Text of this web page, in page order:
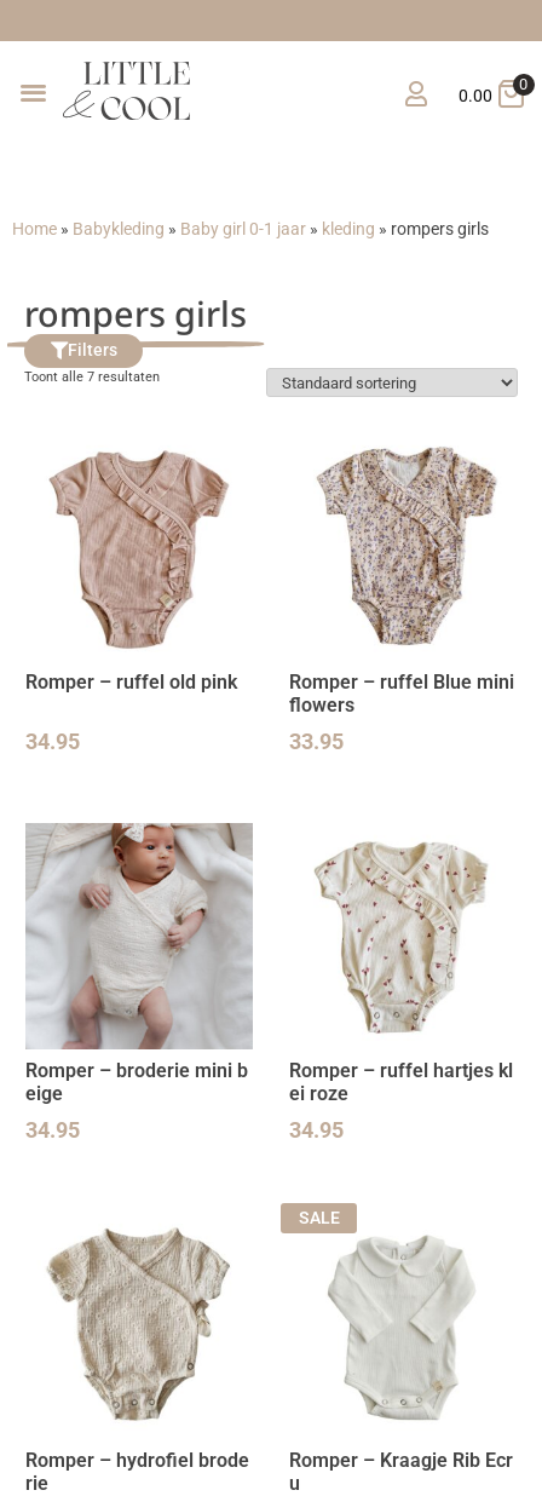
0.00
0
Home » Babykleding » Baby girl 0-1 jaar » kleding » rompers girls
rompers girls
Filters
Toont alle 7 resultaten
Romper – ruffel old pink
34.95
Romper – ruffel Blue mini
flowers
33.95
Romper – broderie mini b
eige
34.95
Romper – ruffel hartjes kl
ei roze
34.95
Romper – hydrofiel brode
rie
SALE
Romper – Kraagje Rib Ecr
u